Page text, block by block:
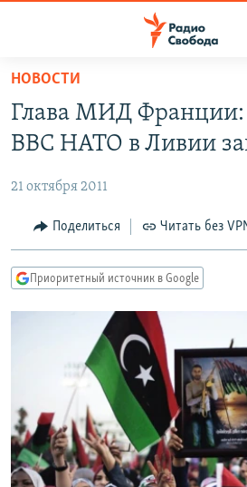
упрощенного
доступа
Вернуться
основному
Вернутся
главной
навигации
Вернутся
ЦИТАТЫ СВОБОДЫ
МНЕНИЯ
IDEL.РЕАЛИИ
КАВКАЗ.РЕАЛИИ
СЕВЕР.РЕАЛИИ
СИБИРЬ.РЕАЛИИ
РАСПИСАНИЕ ВЕЩАНИЯ
ПОДПИШИТЕСЬ НА РАССЫЛКУ
НОВОСТИ
Глава МИД Франции:
ВВС НАТО в Ливии
21 октября 2011
Поделиться Читать без
Приоритетный источник в Google